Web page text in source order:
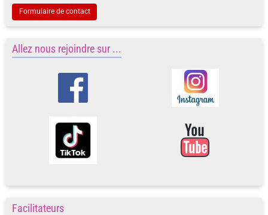
Formulaire de contact
Allez nous rejoindre sur ...
Facilitateurs